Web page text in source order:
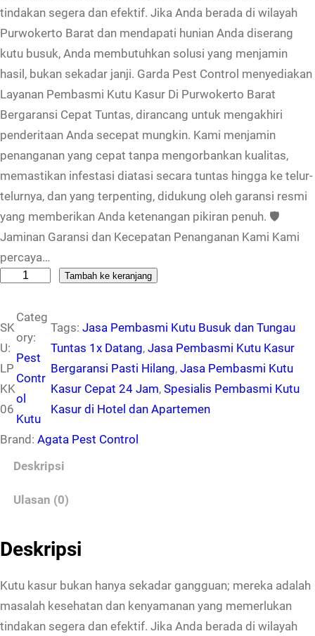
tindakan segera dan efektif. Jika Anda berada di wilayah
Purwokerto Barat dan mendapati hunian Anda diserang
kutu busuk, Anda membutuhkan solusi yang menjamin
hasil, bukan sekadar janji. Garda Pest Control menyediakan
Layanan Pembasmi Kutu Kasur Di Purwokerto Barat
Bergaransi Cepat Tuntas, dirancang untuk mengakhiri
penderitaan Anda secepat mungkin. Kami menjamin
penanganan yang cepat tanpa mengorbankan kualitas,
memastikan infestasi diatasi secara tuntas hingga ke telur-
telurnya, dan yang terpenting, didukung oleh garansi resmi
yang memberikan Anda ketenangan pikiran penuh. 🛡️
Jaminan Garansi dan Kecepatan Penanganan Kami Kami
percaya…
s
n
n
P
e
Tambah ke keranjang
SK
U:
LP
KK
06
Categ
ory:
Pest
Contr
ol
Kutu
Tags: Jasa Pembasmi Kutu Busuk dan Tungau
Tuntas 1x Datang, Jasa Pembasmi Kutu Kasur
Bergaransi Pasti Hilang, Jasa Pembasmi Kutu
Kasur Cepat 24 Jam, Spesialis Pembasmi Kutu
Kasur di Hotel dan Apartemen
Brand: Agata Pest Control
Deskripsi
Ulasan (0)
Deskripsi
Kutu kasur bukan hanya sekadar gangguan; mereka adalah
masalah kesehatan dan kenyamanan yang memerlukan
tindakan segera dan efektif. Jika Anda berada di wilayah